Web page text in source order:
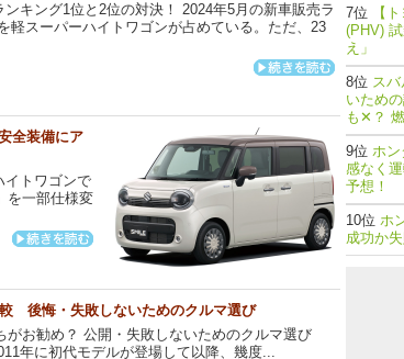
キング1位と2位の対決！ 2024年5月の新車販売ラ
軽スーパーハイトワゴンが占めている。ただ、23
全装備にア
トワゴンで
を一部仕様変
後悔・失敗しないためのクルマ選び
がお勧め？ 公開・失敗しないためのクルマ選び
年に初代モデルが登場して以降、幾度...
【
(PHV)
え」
ス
いため
も✕？
ホ
感なく
予想！
ホ
成功か